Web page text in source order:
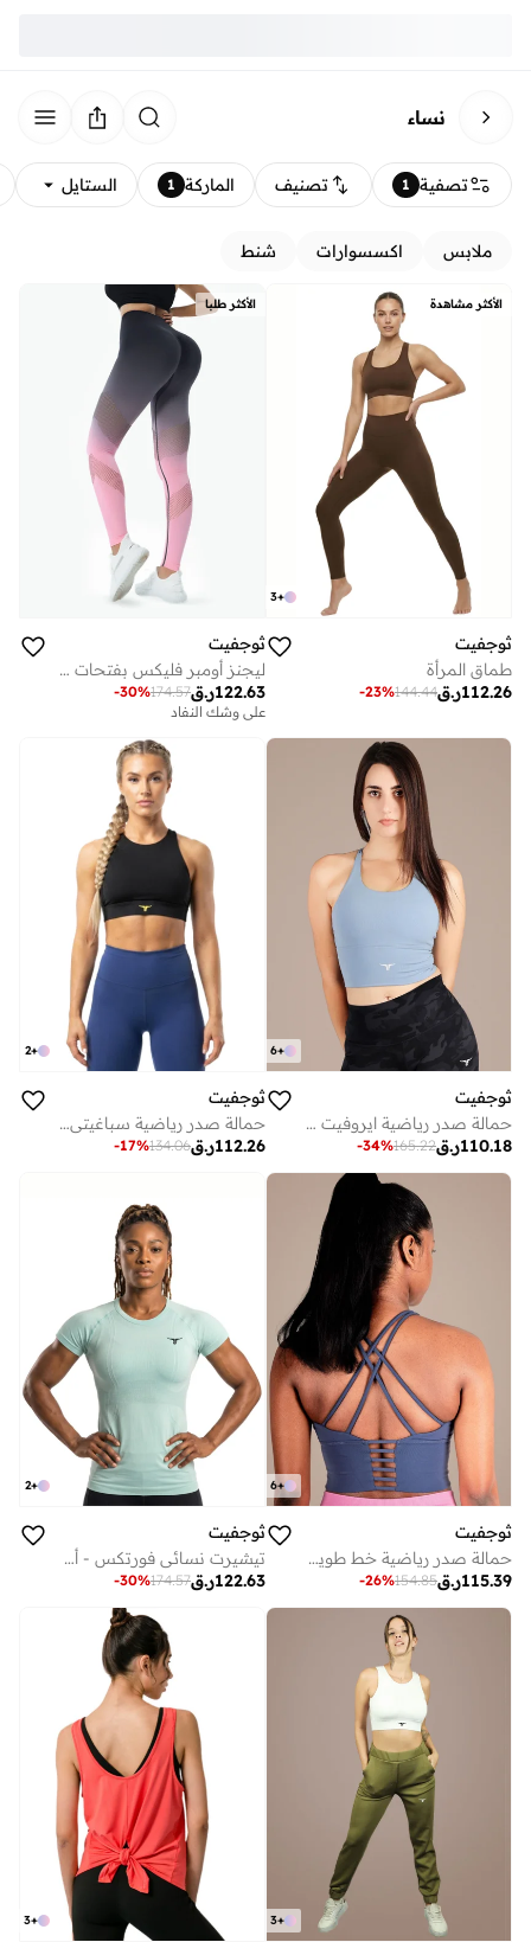
نساء
تصفية 1 تصنيف الماركة 1 الستايل
ملابس اكسسوارات شنط
الأكثر مشاهدة
+
3
ثوجفيت
طماق المرأة
ر.ق112.26
144.44
-23%
الأكثر طلبا
ثوجفيت
ليجنز أومبر فليكس بفتحات متدرجة وردي
ر.ق122.63
174.57
-30%
على وشك النفاد
+
6
ثوجفيت
حمالة صدر رياضية ايروفيت عالية الشدة طويلة - أزرق سماوي
ر.ق110.18
165.22
-34%
+
2
ثوجفيت
حمالة صدر رياضية سباغيتي سترايك زون - أسود
ر.ق112.26
134.06
-17%
+
6
ثوجفيت
حمالة صدر رياضية خط طويل عالية الكثافة ايروفيت - أزرق
ر.ق115.39
154.85
-26%
+
2
ثوجفيت
تيشيرت نسائي فورتكس - أخضر
ر.ق122.63
174.57
-30%
+
3
+
3